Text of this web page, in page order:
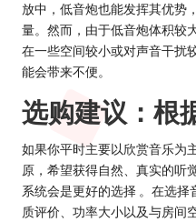
放中，低音炮也能发挥其优势
量。然而，由于低音炮体积较
在一些空间较小或对声音干扰
能会带来不便。
选购建议：根
如果你平时主要以欣赏音乐为
原，希望获得自然、真实的听
系统会是更好的选择 。在选
质评价、功率大小以及与房间